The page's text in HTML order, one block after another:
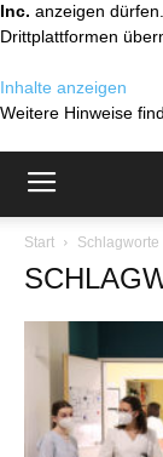
Inc. anzeigen
Drittplattformen
Inhalte anzeigen
Weitere Hinweise
Start Schlagworte